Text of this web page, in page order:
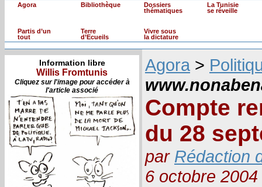
Agora Bibliothèque
Dossiers
thématiques
La Tunisie
se réveille
Partis d’un
tout
Terre
d’Ecueils
Vivre sous
la dictature
Information libre
Willis Fromtunis
Cliquez sur l'image pour accéder à
l'article associé
Agora >
Compte
du 28
par Rédaction
6 octobre 2004